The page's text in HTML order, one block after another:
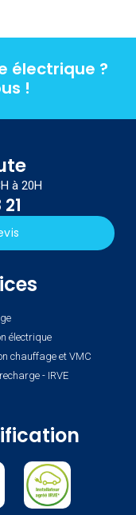
électrique ?
!
à 20H
électrique
chauffage et VMC
- IRVE